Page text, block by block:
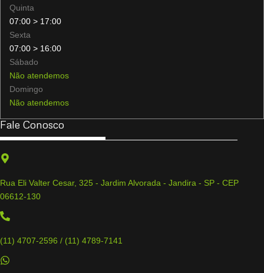
Quinta
07:00 > 17:00
Sexta
07:00 > 16:00
Sábado
Não atendemos
Domingo
Não atendemos
Fale Conosco
Rua Eli Valter Cesar, 325 - Jardim Alvorada - Jandira - SP - CEP
06612-130
(11) 4707-2596 / (11) 4789-7141